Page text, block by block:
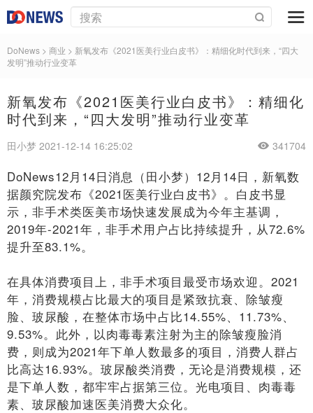
DoNews > 商业 > 新氧发布《2021医美行业白皮书》：精细化时代到来，“四大
发明”推动行业变革
新氧发布《2021医美行业白皮书》：精细化
时代到来，“四大发明”推动行业变革
田小梦 2021-12-14 16:25:02 341704
DoNews12月14日消息（田小梦）12月14日，新氧数
据颜究院发布《2021医美行业白皮书》。白皮书显
示，非手术类医美市场快速发展成为今年主基调，
2019年-2021年，非手术用户占比持续提升，从72.6%
提升至83.1%。
在具体消费项目上，非手术项目最受市场欢迎。2021
年，消费规模占比最大的项目是紧致抗衰、除皱瘦
脸、玻尿酸，在整体市场中占比14.55%、11.73%、
9.53%。此外，以肉毒毒素注射为主的除皱瘦脸消
费，则成为2021年下单人数最多的项目，消费人群占
比高达16.93%。玻尿酸类消费，无论是消费规模，还
是下单人数，都牢牢占据第三位。光电项目、肉毒毒
素、玻尿酸加速医美消费大众化。